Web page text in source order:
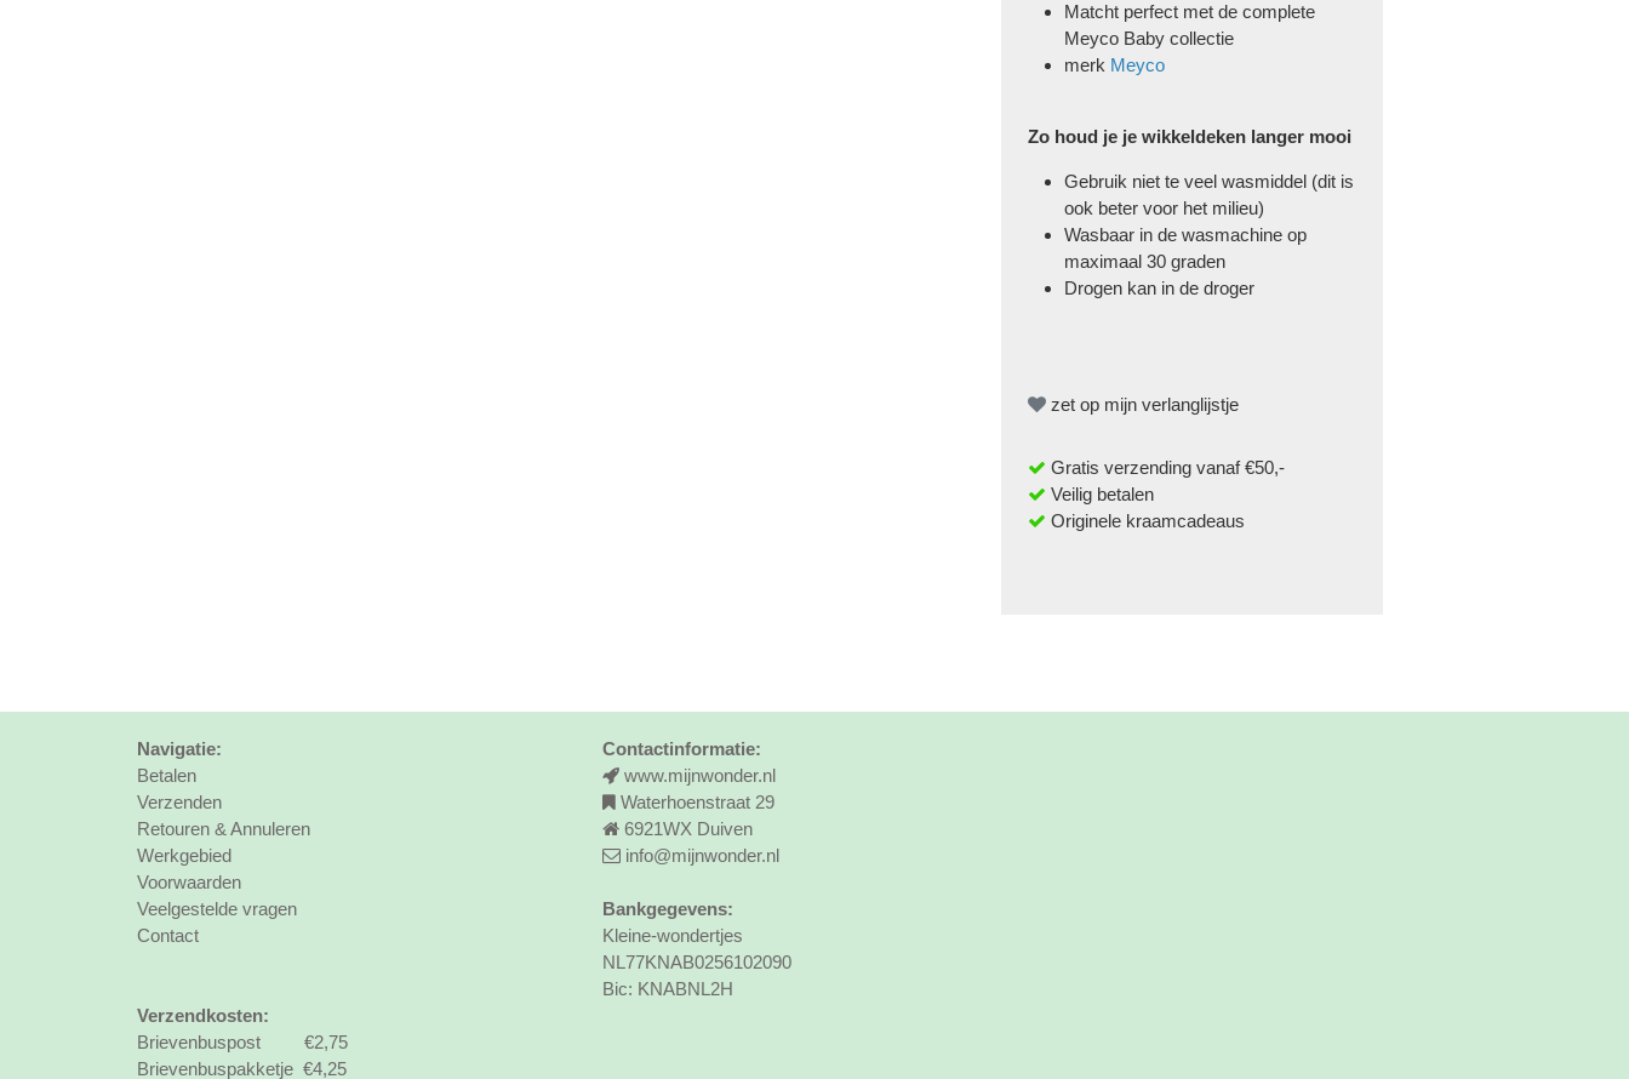
Matcht perfect met de complete
Meyco Baby collectie
merk Meyco
Zo houd je je wikkeldeken langer mooi
Gebruik niet te veel wasmiddel (dit is
ook beter voor het milieu)
Wasbaar in de wasmachine op
maximaal 30 graden
Drogen kan in de droger
zet op mijn verlanglijstje
Gratis verzending vanaf €50,-
Veilig betalen
Originele kraamcadeaus
Navigatie:
Betalen
Verzenden
Retouren & Annuleren
Werkgebied
Voorwaarden
Veelgestelde vragen
Contact
Contactinformatie:
www.mijnwonder.nl
Waterhoenstraat 29
6921WX Duiven
info@mijnwonder.nl
Bankgegevens:
Kleine-wondertjes
NL77KNAB0256102090
Bic: KNABNL2H
Verzendkosten:
Brievenbuspost €2,75
Brievenbuspakketje €4,25